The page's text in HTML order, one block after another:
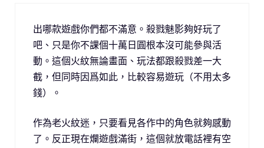
出哪款遊戲你們都不滿意。殺戮魅影夠好玩了
吧、只是你不課個十萬日圓根本沒可能參與活
動。這個火紋無論畫面、玩法都跟殺戮差一大
截，但同時因爲如此，比較容易遊玩（不用太多
錢）。
作為老火紋迷，只要看見各作中的角色就夠感動
了。反正現在爛遊戲滿街，這個就放電話裡有空